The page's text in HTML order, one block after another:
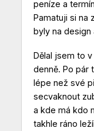
peníze a
Pamatuji si na
byly na design
Dělal jsem to
denně. Po pár
lépe než své
secvaknout
a kde má kdo
takhle ráno